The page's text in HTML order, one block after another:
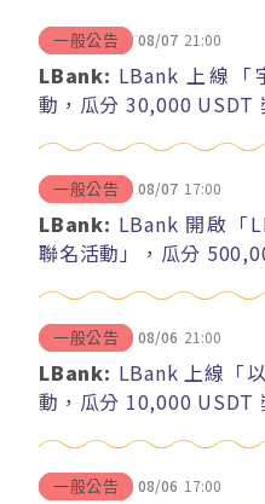
一般公告 08/07 21:00
LBank: LBank 上線「
動，瓜分 30,000 USDT
一般公告 08/07 17:00
LBank: LBank 開啟「
聯名活動」，瓜分
一般公告 08/06 21:00
LBank: LBank 上線「
動，瓜分 10,000 USDT
一般公告 08/06 17:00